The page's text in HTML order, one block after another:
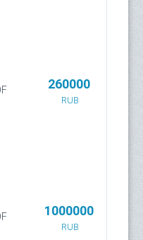
260000
RUB
1000000
RUB